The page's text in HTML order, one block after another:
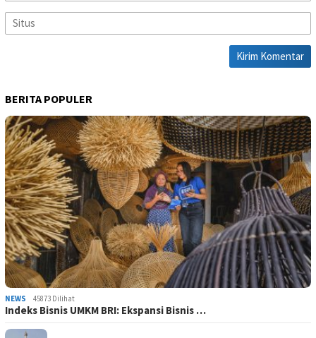
BERITA POPULER
NEWS 45873 Dilihat
Indeks Bisnis UMKM BRI: Ekspansi Bisnis …